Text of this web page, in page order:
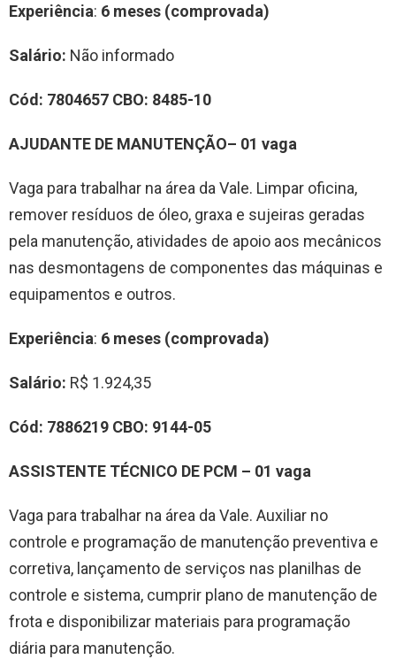
Experiência: 6 meses (comprovada)
Salário: Não informado
Cód: 7804657 CBO: 8485-10
AJUDANTE DE MANUTENÇÃO– 01 vaga
Vaga para trabalhar na área da Vale. Limpar oficina,
remover resíduos de óleo, graxa e sujeiras geradas
pela manutenção, atividades de apoio aos mecânicos
nas desmontagens de componentes das máquinas e
equipamentos e outros.
Experiência: 6 meses (comprovada)
Salário: R$ 1.924,35
Cód: 7886219 CBO: 9144-05
ASSISTENTE TÉCNICO DE PCM – 01 vaga
Vaga para trabalhar na área da Vale. Auxiliar no
controle e programação de manutenção preventiva e
corretiva, lançamento de serviços nas planilhas de
controle e sistema, cumprir plano de manutenção de
frota e disponibilizar materiais para programação
diária para manutenção.